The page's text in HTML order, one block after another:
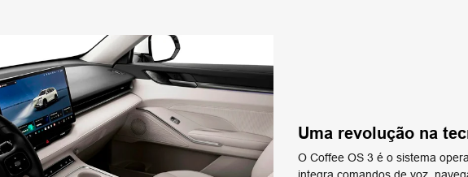
Uma revolução na
O Coffee OS 3 é o sistema
integra comandos de voz,